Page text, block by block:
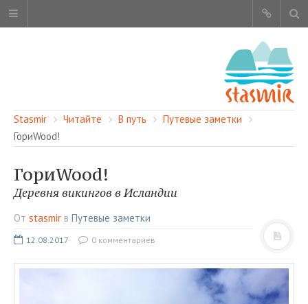
ОБ ЭТОМ САЙТЕ
КАРТА САЙТА
ЧИТАЙТЕ
СМОТРИТЕ
Stasmir Читайте В путь
Путевые заметки
ГориWood!
ГориWood!
Деревня викингов в Исландии
От stasmir в Путевые заметки
12.08.2017 0 комментариев